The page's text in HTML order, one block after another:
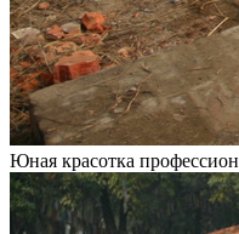
Юная красотка